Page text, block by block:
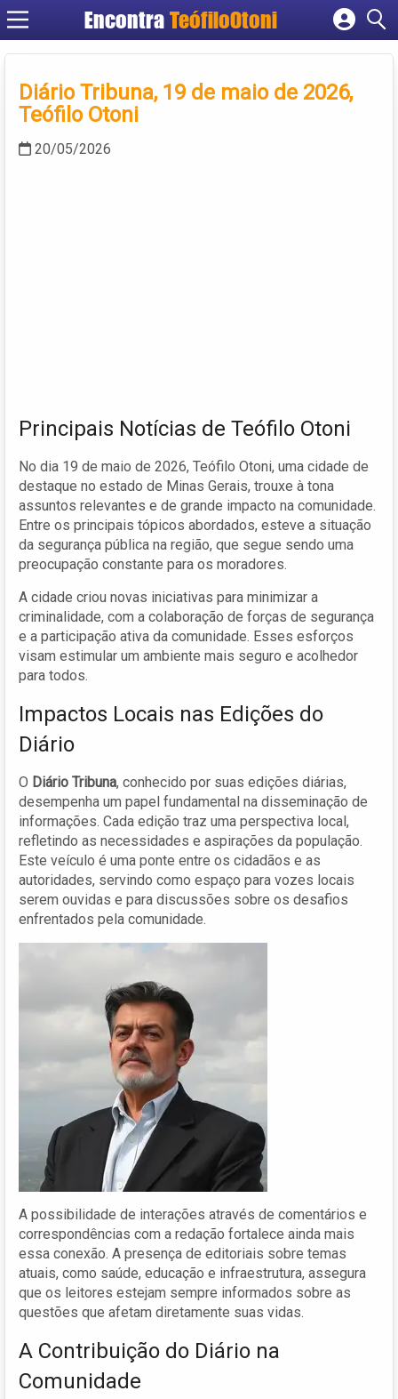
Encontra TeófiloOtoni
Cadastrar empresa
Criar conta
Diário Tribuna, 19 de maio de 2026,
Teófilo Otoni
20/05/2026
Principais Notícias de Teófilo Otoni
No dia 19 de maio de 2026, Teófilo Otoni, uma cidade de
destaque no estado de Minas Gerais, trouxe à tona
assuntos relevantes e de grande impacto na comunidade.
Entre os principais tópicos abordados, esteve a situação
da segurança pública na região, que segue sendo uma
preocupação constante para os moradores.
A cidade criou novas iniciativas para minimizar a
criminalidade, com a colaboração de forças de segurança
e a participação ativa da comunidade. Esses esforços
visam estimular um ambiente mais seguro e acolhedor
para todos.
Impactos Locais nas Edições do
Diário
O Diário Tribuna, conhecido por suas edições diárias,
desempenha um papel fundamental na disseminação de
informações. Cada edição traz uma perspectiva local,
refletindo as necessidades e aspirações da população.
Este veículo é uma ponte entre os cidadãos e as
autoridades, servindo como espaço para vozes locais
serem ouvidas e para discussões sobre os desafios
enfrentados pela comunidade.
A possibilidade de interações através de comentários e
correspondências com a redação fortalece ainda mais
essa conexão. A presença de editoriais sobre temas
atuais, como saúde, educação e infraestrutura, assegura
que os leitores estejam sempre informados sobre as
questões que afetam diretamente suas vidas.
A Contribuição do Diário na
Comunidade